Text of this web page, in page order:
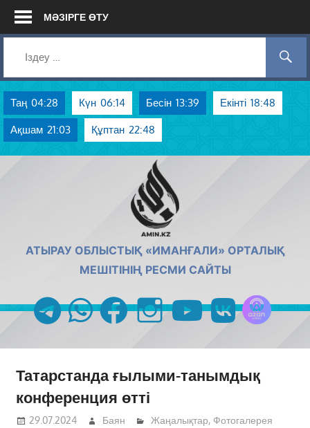
Skip
МӘЗІРГЕ ӨТУ
Таң 04:28 Күн 06:14 Бесін 13:39 Екінті 18:48
Ақшам 21:03 Құптан 22:48
АТЫРАУ ОБЛЫСТЫҚ «ИМАНҒАЛИ» ОРТАЛЫҚ
МЕШІТІНІҢ РЕСМИ САЙТЫ
telegramwhatsappfacebookinstagramyoutubevk
Татарстанда ғылыми-танымдық
конференция өтті
29.07.2024 Баян Жаңалықтар, Фотогалерея